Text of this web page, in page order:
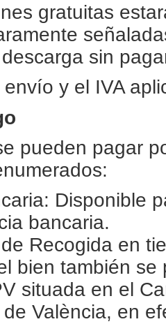
gratuitas
sin
y el IVA
pueden pagar
Disponible
bancaria.
Recogida en
bien también
situada en el
València, en